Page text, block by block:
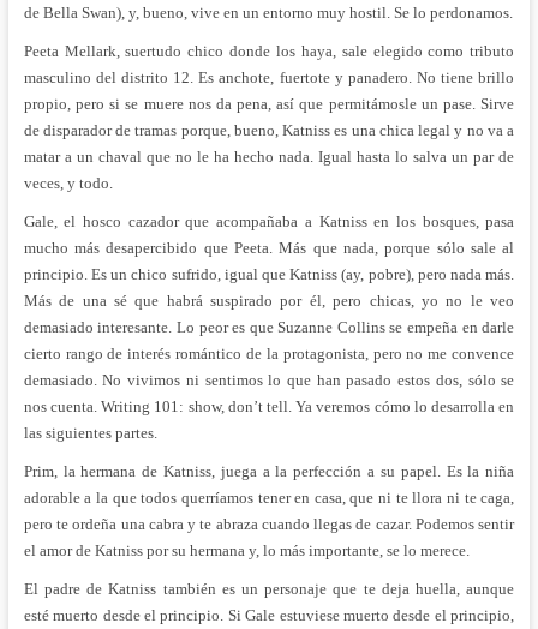
de Bella Swan), y, bueno, vive en un entorno muy hostil. Se lo perdonamos.
Peeta Mellark, suertudo chico donde los haya, sale elegido como tributo
masculino del distrito 12. Es anchote, fuertote y panadero. No tiene brillo
propio, pero si se muere nos da pena, así que permitámosle un pase. Sirve
de disparador de tramas porque, bueno, Katniss es una chica legal y no va a
matar a un chaval que no le ha hecho nada. Igual hasta lo salva un par de
veces, y todo.
Gale, el hosco cazador que acompañaba a Katniss en los bosques, pasa
mucho más desapercibido que Peeta. Más que nada, porque sólo sale al
principio. Es un chico sufrido, igual que Katniss (ay, pobre), pero nada más.
Más de una sé que habrá suspirado por él, pero chicas, yo no le veo
demasiado interesante. Lo peor es que Suzanne Collins se empeña en darle
cierto rango de interés romántico de la protagonista, pero no me convence
demasiado. No vivimos ni sentimos lo que han pasado estos dos, sólo se
nos cuenta. Writing 101: show, don’t tell. Ya veremos cómo lo desarrolla en
las siguientes partes.
Prim, la hermana de Katniss, juega a la perfección a su papel. Es la niña
adorable a la que todos querríamos tener en casa, que ni te llora ni te caga,
pero te ordeña una cabra y te abraza cuando llegas de cazar. Podemos sentir
el amor de Katniss por su hermana y, lo más importante, se lo merece.
El padre de Katniss también es un personaje que te deja huella, aunque
esté muerto desde el principio. Si Gale estuviese muerto desde el principio,